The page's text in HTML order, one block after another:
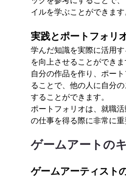
イルを学ぶことができます
実践とポートフォリ
学んだ知識を実際に活用
を向上させることができま
自分の作品を作り、ポー
ることで、他の人に自分
することができます。
ポートフォリオは、就職
の仕事を得る際に非常に重
ゲームアートの
ゲームアーティスト